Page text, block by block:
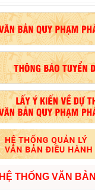
HỆ THỐNG VĂN BẢN